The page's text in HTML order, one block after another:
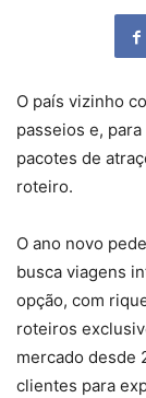
O país vizinho
passeios e,
pacotes de
roteiro.
O ano novo
busca viagens
opção, com
roteiros
mercado desde
clientes para